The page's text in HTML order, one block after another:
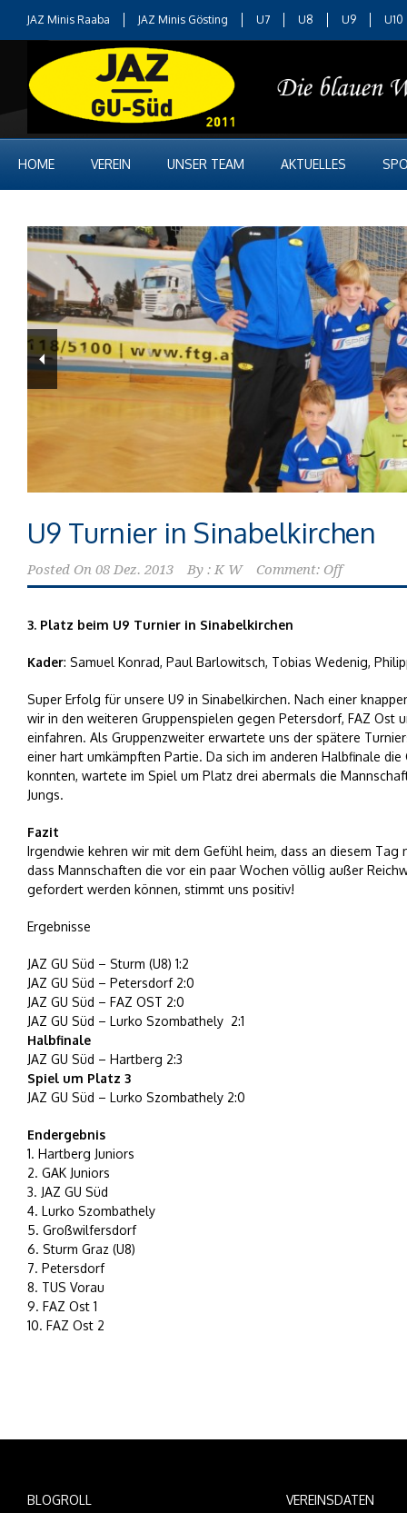
JAZ Minis Raaba JAZ Minis Gösting U7 U8 U9 U10
HOME VEREIN UNSER TEAM AKTUELLES
U9 Turnier in Sinabelkirchen
Posted On 08 Dez. 2013 By : K W Comment: Off
3. Platz beim U9 Turnier in Sinabelkirchen
Kader: Samuel Konrad, Paul Barlowitsch, Tobias Wedenig,
Super Erfolg für unsere U9 in Sinabelkirchen. Nach einer
wir in den weiteren Gruppenspielen gegen Petersdorf, FAZ Ost
einfahren. Als Gruppenzweiter erwartete uns der spätere
einer hart umkämpften Partie. Da sich im anderen Halbfinale
konnten, wartete im Spiel um Platz drei abermals die
Jungs.
Fazit
Irgendwie kehren wir mit dem Gefühl heim, dass an diesem
dass Mannschaften die vor ein paar Wochen völlig außer
gefordert werden können, stimmt uns positiv!
Ergebnisse
JAZ GU Süd – Sturm (U8) 1:2
JAZ GU Süd – Petersdorf 2:0
JAZ GU Süd – FAZ OST 2:0
JAZ GU Süd – Lurko Szombathely 2:1
Halbfinale
JAZ GU Süd – Hartberg 2:3
Spiel um Platz 3
JAZ GU Süd – Lurko Szombathely 2:0
Endergebnis
1. Hartberg Juniors
2. GAK Juniors
3. JAZ GU Süd
4. Lurko Szombathely
5. Großwilfersdorf
6. Sturm Graz (U8)
7. Petersdorf
8. TUS Vorau
9. FAZ Ost 1
10. FAZ Ost 2
BLOGROLL VEREINSDATEN